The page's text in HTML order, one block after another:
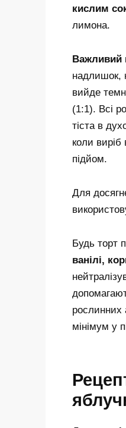
кислим
лимона.
Важливий
надлишок,
вийде
(1:1). Всі
тіста в
коли
підйом.
Для
Будь торт
ванілі,
рослинних
мінімум у